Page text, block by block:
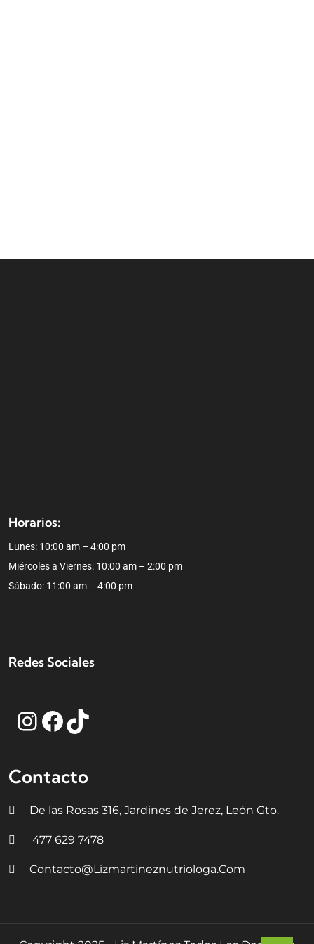
Horarios:
Lunes: 10:00 am – 4:00 pm
Miércoles a Viernes: 10:00 am – 2:00 pm
Sábado: 11:00 am – 4:00 pm
Redes Sociales
Contacto
De las Rosas 316, Jardines de Jerez, León Gto.
477 629 7478
Contacto@lizmartineznutriologa.com